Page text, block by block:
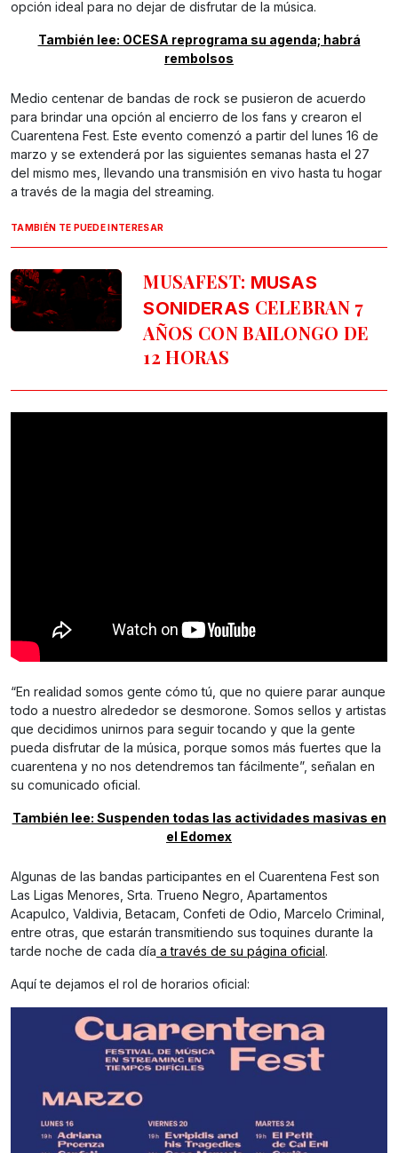
opción ideal para no dejar de disfrutar de la música.
También lee: OCESA reprograma su agenda; habrá
rembolsos
Medio centenar de bandas de rock se pusieron de acuerdo
para brindar una opción al encierro de los fans y crearon el
Cuarentena Fest. Este evento comenzó a partir del lunes 16 de
marzo y se extenderá por las siguientes semanas hasta el 27
del mismo mes, llevando una transmisión en vivo hasta tu hogar
a través de la magia del streaming.
TAMBIÉN TE PUEDE INTERESAR
MUSAFEST: MUSAS
SONIDERAS CELEBRAN 7
AÑOS CON BAILONGO DE
12 HORAS
“En realidad somos gente cómo tú, que no quiere parar aunque
todo a nuestro alrededor se desmorone. Somos sellos y artistas
que decidimos unirnos para seguir tocando y que la gente
pueda disfrutar de la música, porque somos más fuertes que la
cuarentena y no nos detendremos tan fácilmente”, señalan en
su comunicado oficial.
También lee: Suspenden todas las actividades masivas en
el Edomex
Algunas de las bandas participantes en el Cuarentena Fest son
Las Ligas Menores, Srta. Trueno Negro, Apartamentos
Acapulco, Valdivia, Betacam, Confeti de Odio, Marcelo Criminal,
entre otras, que estarán transmitiendo sus toquines durante la
tarde noche de cada día a través de su página oficial.
Aquí te dejamos el rol de horarios oficial: